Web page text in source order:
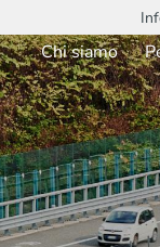
Chi siamo